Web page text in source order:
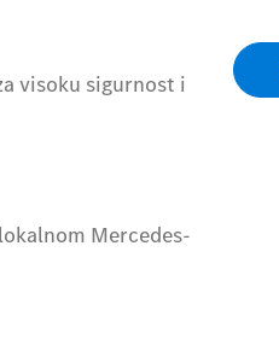
visoku sigurnost i
Mercedes-